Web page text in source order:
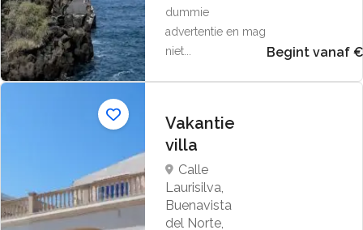
dummie
advertentie en mag
niet...
Begint vanaf
Vakantie
villa
Calle
Laurisilva,
Buenavista
del Norte,